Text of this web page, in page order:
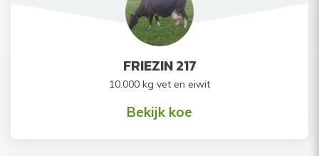
FRIEZIN 217
10.000 kg vet en eiwit
Bekijk koe